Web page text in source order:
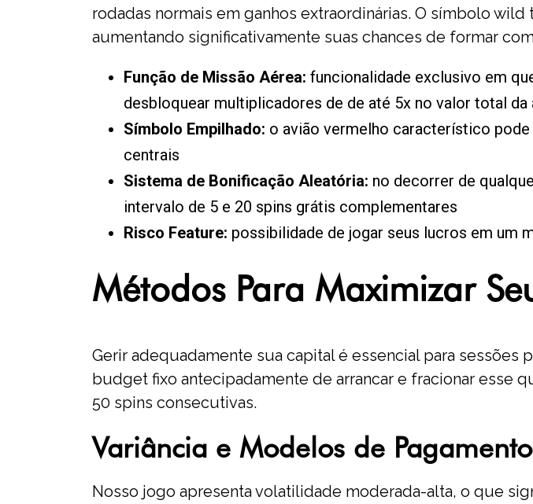
rodadas normais em ganhos extraordinárias. O símbolo
aumentando significativamente suas chances de formar
Função de Missão Aérea: funcionalidade exclusivo em
desbloquear multiplicadores de de até 5x no valor total da
Símbolo Empilhado: o avião vermelho característico
centrais
Sistema de Bonificação Aleatória: no decorrer de
intervalo de 5 e 20 spins grátis complementares
Risco Feature: possibilidade de jogar seus lucros em um
Métodos Para Maximizar
Gerir adequadamente sua capital é essencial para
budget fixo antecipadamente de arrancar e fracionar esse
50 spins consecutivas.
Variância e Modelos de Pagamento
Nosso jogo apresenta volatilidade moderada-alta, o que